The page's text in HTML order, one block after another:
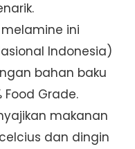
melamine ini
Indonesia)
bahan baku
Grade.
makanan
dan dingin